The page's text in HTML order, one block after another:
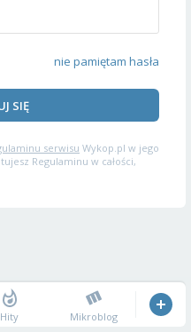
nie pamiętam hasła
SIĘ
serwisu Wykop.pl w jego
Regulaminu w całości,
Hity Mikroblog